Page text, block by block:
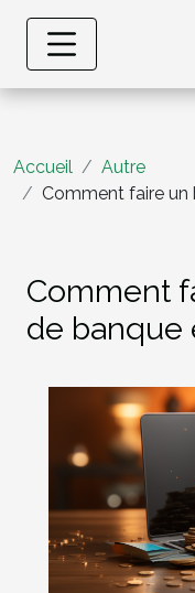
Accueil
Autre
Comment faire un
Comment
de banque